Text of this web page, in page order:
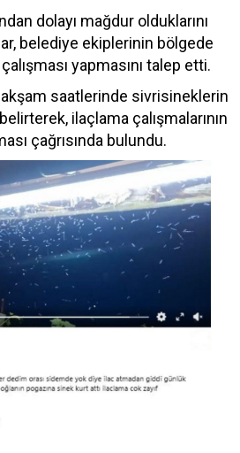
dolayı mağdur olduklarını
belediye ekiplerinin bölgede
yapmasını talep etti.
saatlerinde sivrisineklerin
ilaçlama çalışmalarının
çağrısında bulundu.